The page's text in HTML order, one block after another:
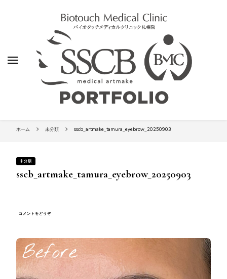
【SSCビューティークリニック】札幌
の総合アートメイク専門院-バイオタ
ッチメディカルクリニック札幌院アー
ティストのポートフォリオ
【SSCビューティークリニック】札
幌の総合アートメイク専門院-バイ
オタッチメディカルクリニック札
ホーム 未分類 sscb_artmake_tamura_eyebrow_20250903
未分類
sscb_artmake_tamura_eyebrow_20250903
コメントをどうぞ(SSCB_ARTMAKE_TAMURA_EYEBROW_20250903)